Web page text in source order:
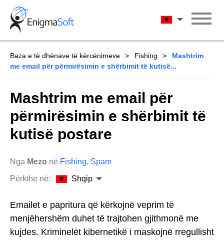
Skip
content
Shqip
Baza e të dhënave të kërcënimeve Fishing
Mashtrim
me email për përmirësimin e shërbimit të kutisë...
Mashtrim me email për
përmirësimin e shërbimit të
kutisë postare
Nga Mezo në Fishing, Spam
Përkthe në:
Shqip
Emailet e papritura që kërkojnë veprim të
menjëhershëm duhet të trajtohen gjithmonë me
kujdes. Kriminelët kibernetikë i maskojnë rregullisht